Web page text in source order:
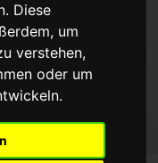
Diese
um
verstehen,
oder um